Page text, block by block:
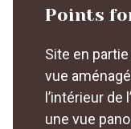
Points
Site en
vue
l’intérieur
une vue